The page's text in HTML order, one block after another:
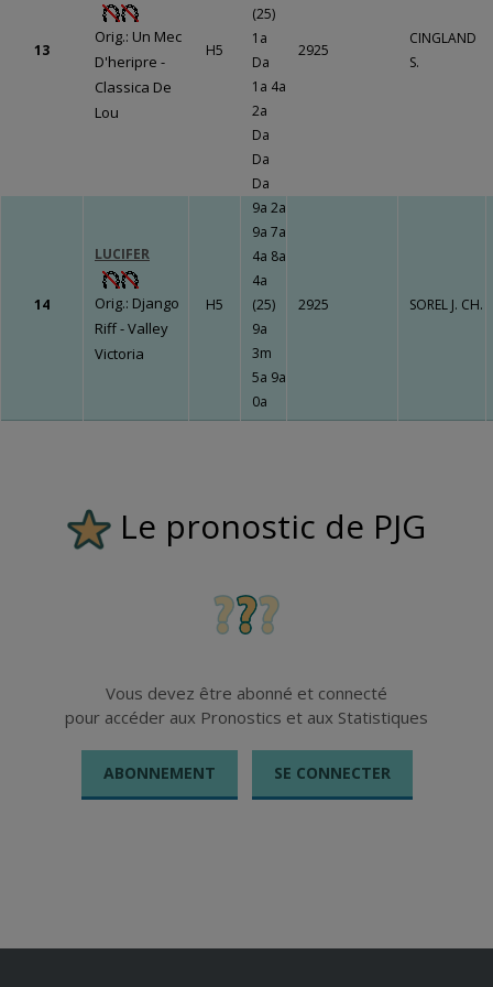
Un travail
gigantesque qui
va porter ses
Fermer
Fermer
13
Orig.: Un Mec
D'heripre -
Classica De
Lou
H5
(25)
1a
Da
1a 4a
2a
Da
Da
Da
2925
CINGLAND
S.
14
LUCIFER
Orig.: Django
Riff - Valley
Victoria
H5
9a 2a
9a 7a
4a 8a
4a
(25)
9a
3m
5a 9a
0a
2925 SOREL J. CH.
Le pronostic de PJG
Vous devez être abonné et connecté
pour accéder aux Pronostics et aux Statistiques
ABONNEMENT SE CONNECTER